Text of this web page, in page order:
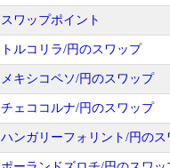
スワップポイント
トルコリラ/円のスワップ
メキシコペソ/円のスワップ
チェココルナ/円のスワップ
ハンガリーフォリント/円のス